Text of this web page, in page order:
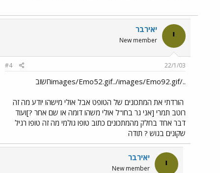
י יאירבר
New member
22/1/03
#4
../images/Emo52.gif../images/Emo92.gifחשוב
הורדתי את המתכונים של הטופט אבל אולי מישהו יודע מה זה
רוטב תמרי [אני גר בחו"ל אולי משהו דומה או שם אחר ?]ועוד
דבר אחד בחלק מהמתכונים כתוב טופו גולמי מה זה טופו רגיל
שקונים בגוש ? תודה
י יאירבר
New member